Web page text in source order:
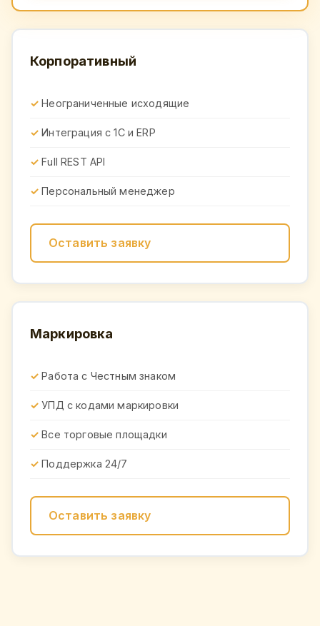
Корпоративный
Неограниченные исходящие
Интеграция с 1С и ERP
Full REST API
Персональный менеджер
Оставить заявку
Маркировка
Работа с Честным знаком
УПД с кодами маркировки
Все торговые площадки
Поддержка 24/7
Оставить заявку